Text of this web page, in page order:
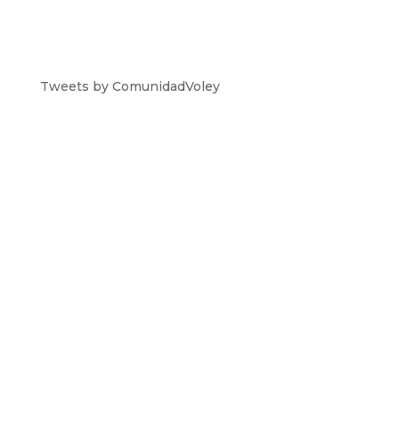
Tweets by ComunidadVoley